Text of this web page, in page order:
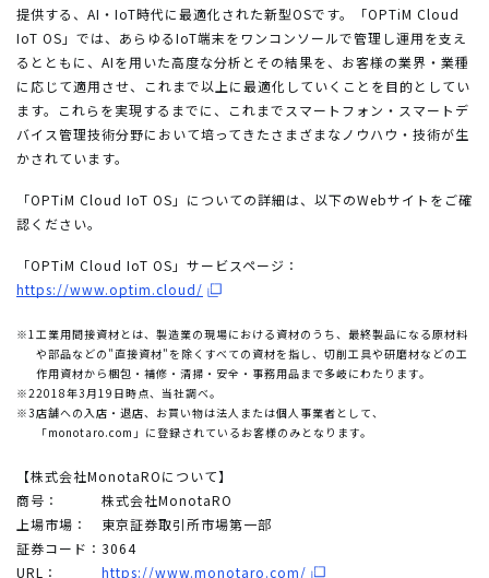
提供する、AI・IoT時代に最適化された新型OSです。「OPTiM Cloud
IoT OS」では、あらゆるIoT端末をワンコンソールで管理し運用を支え
るとともに、AIを用いた高度な分析とその結果を、お客様の業界・業種
に応じて適用させ、これまで以上に最適化していくことを目的としてい
ます。これらを実現するまでに、これまでスマートフォン・スマートデ
バイス管理技術分野において培ってきたさまざまなノウハウ・技術が生
かされています。
「OPTiM Cloud IoT OS」についての詳細は、以下のWebサイトをご確
認ください。
「OPTiM Cloud IoT OS」サービスページ：
https://www.optim.cloud/
※1 工業用間接資材とは、製造業の現場における資材のうち、最終製品になる原材料
や部品などの"直接資材"を除くすべての資材を指し、切削工具や研磨材などの工
作用資材から梱包・補修・清掃・安全・事務用品まで多岐にわたります。
※22018年3月19日時点、当社調べ。
※3店舗への入店・退店、お買い物は法人または個人事業者として、
「monotaro.com」に登録されているお客様のみとなります。
【株式会社MonotaROについて】
商号：
株式会社MonotaRO
上場市場：
東京証券取引所市場第一部
証券コード： 3064
URL：
https://www.monotaro.com/